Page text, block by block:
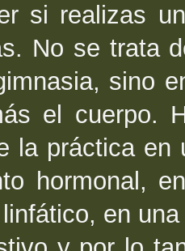
si realizas
No se trata
sino
el cuerpo.
la práctica en
hormonal,
en